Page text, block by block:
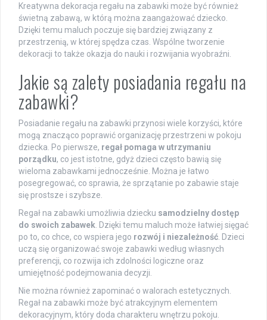
Kreatywna dekoracja regału na zabawki może być również
świetną zabawą, w którą można zaangażować dziecko.
Dzięki temu maluch poczuje się bardziej związany z
przestrzenią, w której spędza czas. Wspólne tworzenie
dekoracji to także okazja do nauki i rozwijania wyobraźni.
Jakie są zalety posiadania regału na
zabawki?
Posiadanie regału na zabawki przynosi wiele korzyści, które
mogą znacząco poprawić organizację przestrzeni w pokoju
dziecka. Po pierwsze, regał pomaga w utrzymaniu
porządku, co jest istotne, gdyż dzieci często bawią się
wieloma zabawkami jednocześnie. Można je łatwo
posegregować, co sprawia, że sprzątanie po zabawie staje
się prostsze i szybsze.
Regał na zabawki umożliwia dziecku samodzielny dostęp
do swoich zabawek . Dzięki temu maluch może łatwiej sięgać
po to, co chce, co wspiera jego rozwój i niezależność . Dzieci
uczą się organizować swoje zabawki według własnych
preferencji, co rozwija ich zdolności logiczne oraz
umiejętność podejmowania decyzji.
Nie można również zapominać o walorach estetycznych.
Regał na zabawki może być atrakcyjnym elementem
dekoracyjnym, który doda charakteru wnętrzu pokoju.